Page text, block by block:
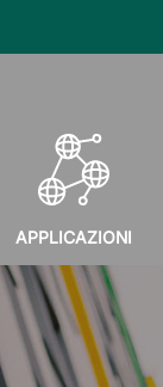
APPLICAZIONI